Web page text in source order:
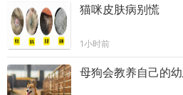
猫咪皮肤病别慌
1小时前
母狗会教养自己的